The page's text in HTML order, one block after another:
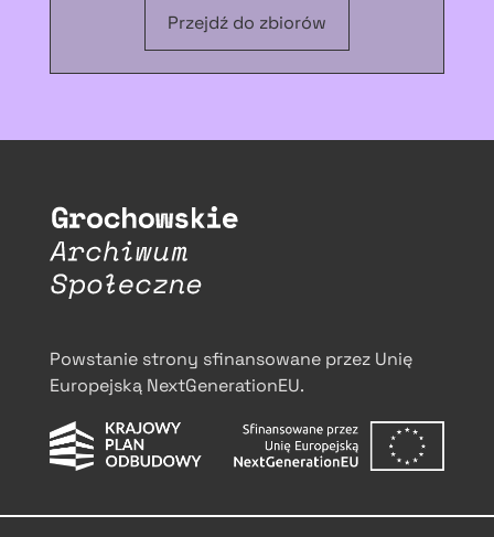
Przejdź do zbiorów
Powstanie strony sfinansowane przez Unię
Europejską NextGenerationEU.